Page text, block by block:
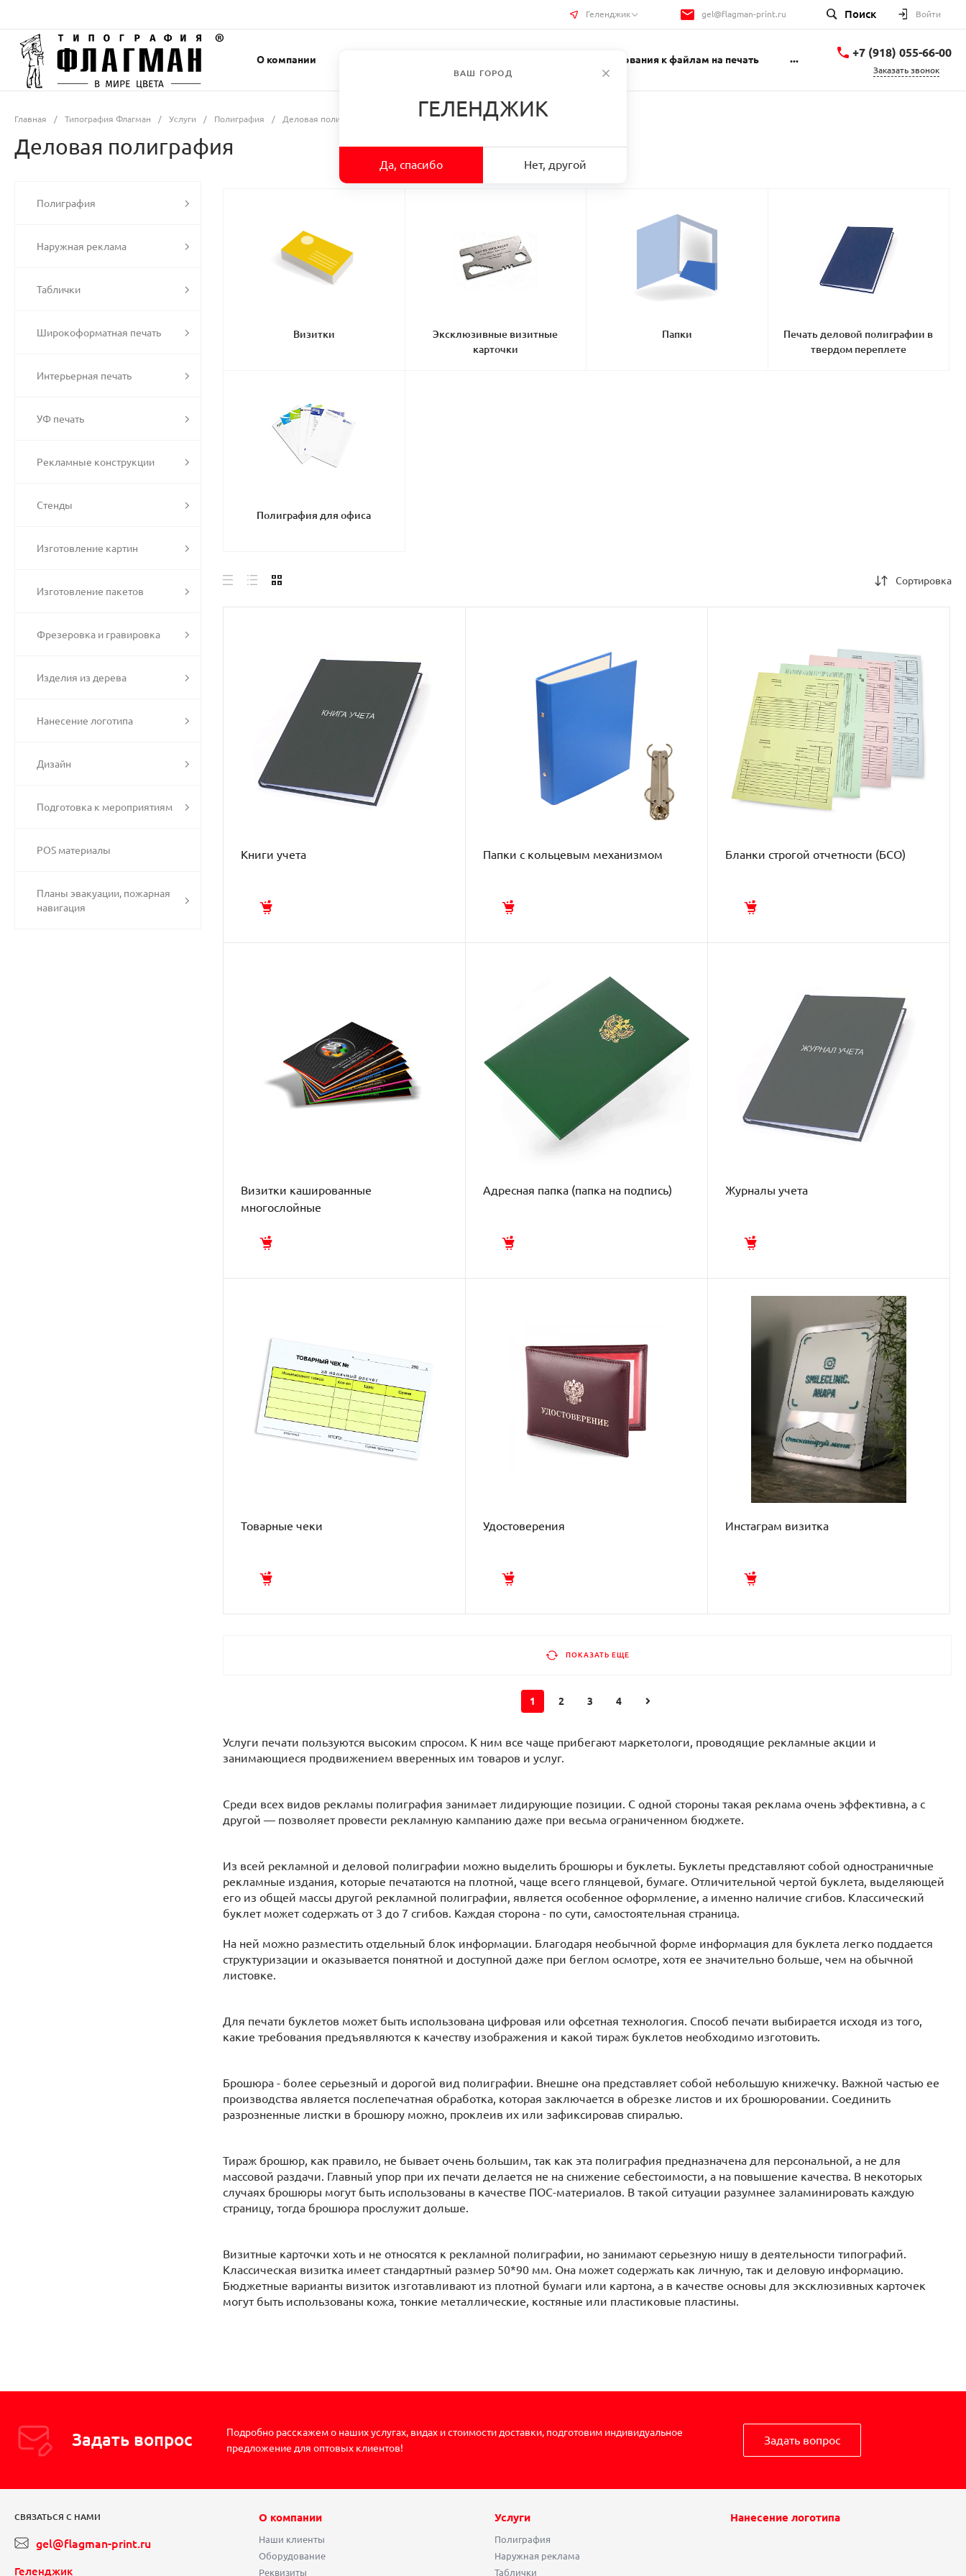
Геленджик gel@flagman-print.ru Поиск Войти
О компании Требования к файлам на печать ... +7 (918) 055-66-00
Заказать звонок
Главная / Типография Флагман / Услуги / Полиграфия / Деловая полиграфия
Деловая полиграфия
Полиграфия
Наружная реклама
Таблички
Широкоформатная печать
Интерьерная печать
УФ печать
Рекламные конструкции
Стенды
Изготовление картин
Изготовление пакетов
Фрезеровка и гравировка
Изделия из дерева
Нанесение логотипа
Дизайн
Подготовка к мероприятиям
POS материалы
Планы эвакуации, пожарная
навигация
Визитки
Эксклюзивные визитные
карточки
Папки
Печать деловой полиграфии в
твердом переплете
Полиграфия для офиса
Сортировка
Книги учета Папки с кольцевым механизмом Бланки строгой отчетности (БСО)
Визитки кашированные
многослойные
Адресная папка (папка на подпись) Журналы учета
Товарные чеки Удостоверения Инстаграм визитка
ПОКАЗАТЬ ЕЩЕ
1 2 3 4
Услуги печати пользуются высоким спросом. К ним все чаще прибегают маркетологи, проводящие рекламные акции и
занимающиеся продвижением вверенных им товаров и услуг.
Среди всех видов рекламы полиграфия занимает лидирующие позиции. С одной стороны такая реклама очень эффективна, а с
другой — позволяет провести рекламную кампанию даже при весьма ограниченном бюджете.
Из всей рекламной и деловой полиграфии можно выделить брошюры и буклеты. Буклеты представляют собой одностраничные
рекламные издания, которые печатаются на плотной, чаще всего глянцевой, бумаге. Отличительной чертой буклета, выделяющей
его из общей массы другой рекламной полиграфии, является особенное оформление, а именно наличие сгибов. Классический
буклет может содержать от 3 до 7 сгибов. Каждая сторона - по сути, самостоятельная страница.
На ней можно разместить отдельный блок информации. Благодаря необычной форме информация для буклета легко поддается
структуризации и оказывается понятной и доступной даже при беглом осмотре, хотя ее значительно больше, чем на обычной
листовке.
Для печати буклетов может быть использована цифровая или офсетная технология. Способ печати выбирается исходя из того,
какие требования предъявляются к качеству изображения и какой тираж буклетов необходимо изготовить.
Брошюра - более серьезный и дорогой вид полиграфии. Внешне она представляет собой небольшую книжечку. Важной частью ее
производства является послепечатная обработка, которая заключается в обрезке листов и их брошюровании. Соединить
разрозненные листки в брошюру можно, проклеив их или зафиксировав спиралью.
Тираж брошюр, как правило, не бывает очень большим, так как эта полиграфия предназначена для персональной, а не для
массовой раздачи. Главный упор при их печати делается не на снижение себестоимости, а на повышение качества. В некоторых
случаях брошюры могут быть использованы в качестве ПОС-материалов. В такой ситуации разумнее заламинировать каждую
страницу, тогда брошюра прослужит дольше.
Визитные карточки хоть и не относятся к рекламной полиграфии, но занимают серьезную нишу в деятельности типографий.
Классическая визитка имеет стандартный размер 50*90 мм. Она может содержать как личную, так и деловую информацию.
Бюджетные варианты визиток изготавливают из плотной бумаги или картона, а в качестве основы для эксклюзивных карточек
могут быть использованы кожа, тонкие металлические, костяные или пластиковые пластины.
Задать вопрос
Подробно расскажем о наших услугах, видах и стоимости доставки, подготовим индивидуальное
предложение для оптовых клиентов!
Задать вопрос
СВЯЗАТЬСЯ С НАМИ
gel@flagman-print.ru
Геленджик
О компании
Наши клиенты
Оборудование
Реквизиты
Услуги
Полиграфия
Наружная реклама
Таблички
Нанесение логотипа
ВАШ ГОРОД
ГЕЛЕНДЖИК
Да, спасибо Нет, другой